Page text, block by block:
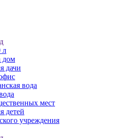
л
дом
дачи
вода
мест
детей
учреждения